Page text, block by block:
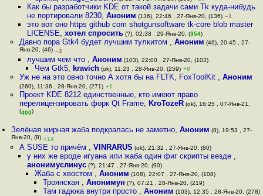
Как бы разработчики KDE от такой задачи сами Tk куда-нибудь
не портировали 8230, Аноним (136), 22:46 , 27-Янв-20, (136) –1
это вот оно https github com shotgunsoftware tk-core blob master
LICENSE, хотел спросить(?), 02:38 , 29-Янв-20, (354)
Давно пора Gtk4 будет лучшим тулкитом , Аноним (46), 20:45 , 27-
Янв-20, (46) –3
лучшим чем что , Аноним (103), 22:00 , 27-Янв-20, (103)
Чем Gtk5, kravich (ok), 11:23 , 28-Янв-20, (259) +8
Уж не на это овно точно А хотя бы на FLTK, FoxToolKit , Аноним
(260), 11:36 , 28-Янв-20, (271) +1
Проект KDE 8212 единственные, кто имеют право
перелицензировать форк Qt Frame, KroTozeR(ok), 16:25 , 07-Янв-21,
(400)
Зелёная жирная жаба подкралась не заметно,Аноним (8), 19:53 , 27-
Янв-20, (8) +14
А SUSE то причём , VINRARUS (ok), 21:32 , 27-Янв-20, (80)
у них же вроде игуана или жаба один фиг скрипты везде ,
анонимуслинус(?), 21:47 , 27-Янв-20, (90)
Жаба с хвостом ,Аноним (108), 22:07 , 27-Янв-20, (108)
Троянская , Анонимун (?), 07:21 , 28-Янв-20, (219)
Там гадюка внутри просто , Аноним (103), 12:35 , 28-Янв-20, (278)